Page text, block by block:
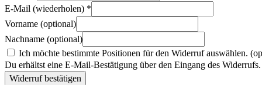
E-Mail (wiederholen) *
Vorname (optional)
Nachname (optional)
Ich möchte bestimmte Positionen für den Widerruf auswählen.
Du erhältst eine E-Mail-Bestätigung über den Eingang des
Widerruf bestätigen